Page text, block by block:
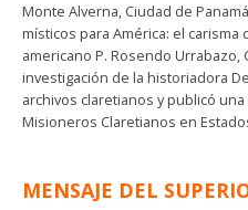
Monte Alverna, Ciudad de
místicos para América: el
americano P. Rosendo Urrabazo,
investigación de la historiadora
archivos claretianos y publicó
Misioneros Claretianos en
MENSAJE DEL